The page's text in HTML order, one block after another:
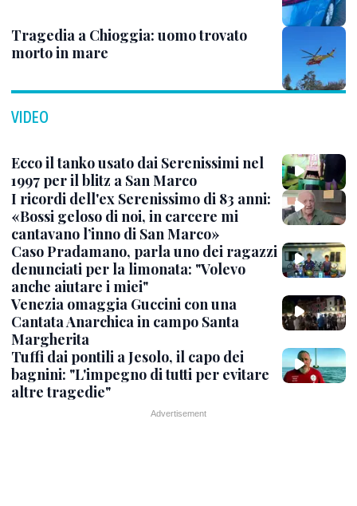
Tragedia a Chioggia: uomo trovato
morto in mare
VIDEO
Ecco il tanko usato dai Serenissimi nel
1997 per il blitz a San Marco
I ricordi dell'ex Serenissimo di 83 anni:
«Bossi geloso di noi, in carcere mi
cantavano l’inno di San Marco»
Caso Pradamano, parla uno dei ragazzi
denunciati per la limonata: "Volevo
anche aiutare i miei"
Venezia omaggia Guccini con una
Cantata Anarchica in campo Santa
Margherita
Tuffi dai pontili a Jesolo, il capo dei
bagnini: "L'impegno di tutti per evitare
altre tragedie"